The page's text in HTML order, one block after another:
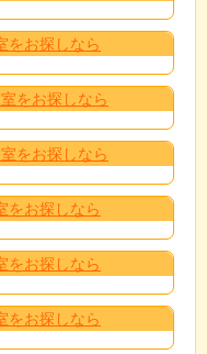
をお探しなら
をお探しなら
をお探しなら
をお探しなら
をお探しなら
をお探しなら